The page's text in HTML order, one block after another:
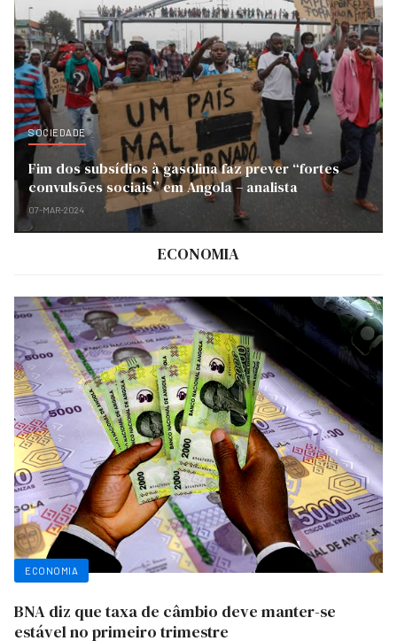
SOCIEDADE
Fim dos subsídios à gasolina faz prever “fortes
convulsões sociais” em Angola – analista
07-MAR-2024
ECONOMIA
ECONOMIA
BNA diz que taxa de câmbio deve manter-se
estável no primeiro trimestre